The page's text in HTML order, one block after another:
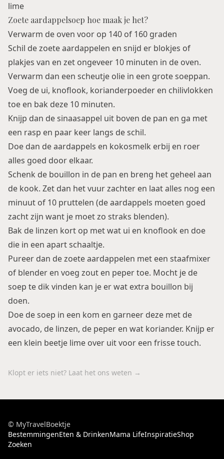
lime
Zoete aardappelsoep hoe maak je het?
Verwarm de oven voor op 140 of 160 graden
Schil de zoete aardappelen en snijd er blokjes of
plakjes van en zet ongeveer 10 minuten in de oven.
Verwarm dan een scheutje olie in een grote soeppan.
Voeg de ui, knoflook, korianderpoeder en chilivlokken
toe en bak deze 10 minuten.
Knijp dan de sinaasappel uit boven de pan en ga met
een rasp en paar keer langs de schil.
Doe dan de aardappels en kokosmelk erbij en roer
alles goed door elkaar.
Schenk de bouillon in de pan en breng het geheel aan
de kook. Zet dan het vuur zachter en laat alles nog een
minuut of 10 pruttelen (de aardappels moeten goed
zacht zijn want je moet zo straks blenden).
Bak de linzen kort op met wat ui en knoflook en doe
die in een apart schaaltje.
Pureer dan de zoete aardappelen met een staafmixer
of blender en voeg zout en peper toe. Mocht je de
soep te dik vinden kan je er wat extra bouillon bij
doen.
Doe de soep in een kom en garneer deze met de
avocado, de linzen, de peper en wat koriander. Knijp er
een klein beetje lime over uit voor een frisse touch.
Klopt er iets niet? Laat het ons weten →
© MyTravelBoektje
BestemmingenEten & DrinkenMama LifeInspiratieShop
Zoeken